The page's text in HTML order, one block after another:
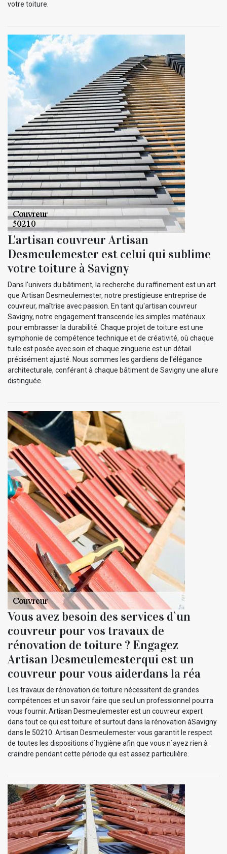
votre toiture.
L'artisan couvreur Artisan
Desmeulemester est celui qui sublime
votre toiture à Savigny
Dans l'univers du bâtiment, la recherche du raffinement est un art
que Artisan Desmeulemester, notre prestigieuse entreprise de
couvreur, maîtrise avec passion. En tant qu'artisan couvreur
Savigny, notre engagement transcende les simples matériaux
pour embrasser la durabilité. Chaque projet de toiture est une
symphonie de compétence technique et de créativité, où chaque
tuile est posée avec soin et chaque zinguerie est un détail
précisément ajusté. Nous sommes les gardiens de l'élégance
architecturale, conférant à chaque bâtiment de Savigny une allure
distinguée.
Vous avez besoin des services d`un
couvreur pour vos travaux de
rénovation de toiture ? Engagez
Artisan Desmeulemesterqui est un
couvreur pour vous aiderdans la réa
Les travaux de rénovation de toiture nécessitent de grandes
compétences et un savoir faire que seul un professionnel pourra
vous fournir. Artisan Desmeulemester est un couvreur expert
dans tout ce qui est toiture et surtout dans la rénovation àSavigny
dans le 50210. Artisan Desmeulemester vous garantit le respect
de toutes les dispositions d`hygiène afin que vous n`ayez rien à
craindre pendant cette période qui est assez particulière.